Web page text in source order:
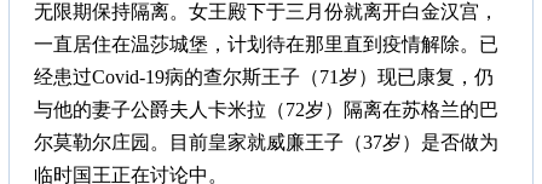
无限期保持隔离。女王殿下于三月份就离开白金汉宫，
一直居住在温莎城堡，计划待在那里直到疫情解除。已
经患过Covid-19病的查尔斯王子（71岁）现已康复，仍
与他的妻子公爵夫人卡米拉（72岁）隔离在苏格兰的巴
尔莫勒尔庄园。目前皇家就威廉王子（37岁）是否做为
临时国王正在讨论中。